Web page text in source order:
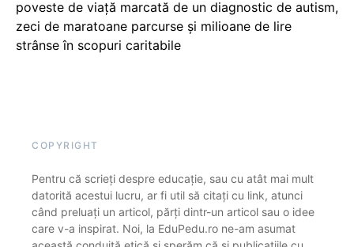
poveste de viață marcată de un diagnostic de autism,
zeci de maratoane parcurse și milioane de lire
strânse în scopuri caritabile
COPYRIGHT
Pentru că scrieți despre educație, sau cu atât mai mult
datorită acestui lucru, ar fi util să citați cu link, atunci
când preluați un articol, părți dintr-un articol sau o idee
care v-a inspirat. Noi, la EduPedu.ro ne-am asumat